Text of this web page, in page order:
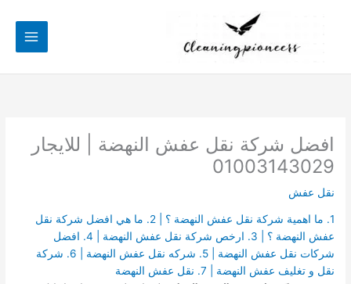
افضل شركة نقل عفش النهضة | للايجار
01003143029
نقل عفش
1. ما اهمية شركة نقل عفش النهضة ؟ | 2. ما هي افضل شركة نقل
عفش النهضة ؟ | 3. ارخص شركة نقل عفش النهضة | 4. افضل
شركات نقل عفش النهضة | 5. شركه نقل عفش النهضة | 6. شركة
نقل و تغليف عفش النهضة | 7. نقل عفش النهضة